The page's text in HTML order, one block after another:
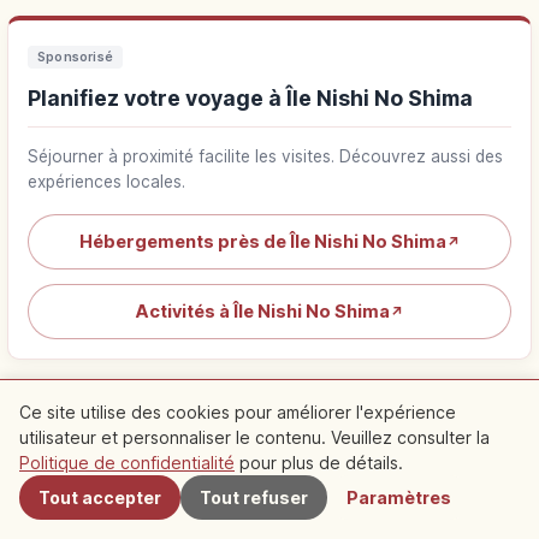
Sponsorisé
Planifiez votre voyage à Île Nishi No Shima
Séjourner à proximité facilite les visites. Découvrez aussi des
expériences locales.
Hébergements près de Île Nishi No Shima ↗
Activités à Île Nishi No Shima ↗
Spots recommandés à
À proximité
Ce site utilise des cookies pour améliorer l'expérience
utilisateur et personnaliser le contenu. Veuillez consulter la
Politique de confidentialité pour plus de détails.
Tout accepter
Tout refuser Paramètres